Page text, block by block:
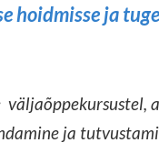
hoidmisse ja
väljaõppekursustel,
ja